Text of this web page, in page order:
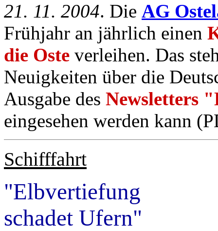
21. 11. 2004. Die AG
Frühjahr an jährlich einen
die Oste verleihen. Das
Neuigkeiten über die
Ausgabe des Newsletters
eingesehen werden kann
Schifffahrt
"Elbvertiefung
schadet Ufern"